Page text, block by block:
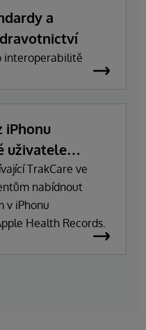
a
interoperabilitě
iPhonu
uživatele
TrakCare ve
nabídnout
v iPhonu
Health Records.